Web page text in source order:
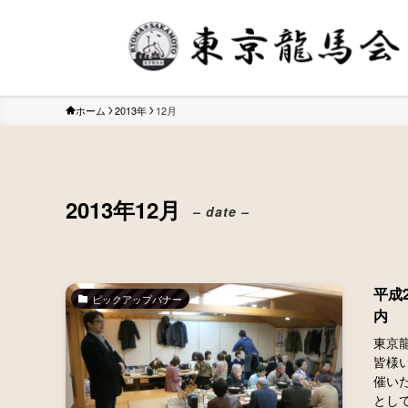
ホーム 2013年 12月
2013年12月 – date –
ピックアップバナー
平
内
東京
皆様
催い
とし